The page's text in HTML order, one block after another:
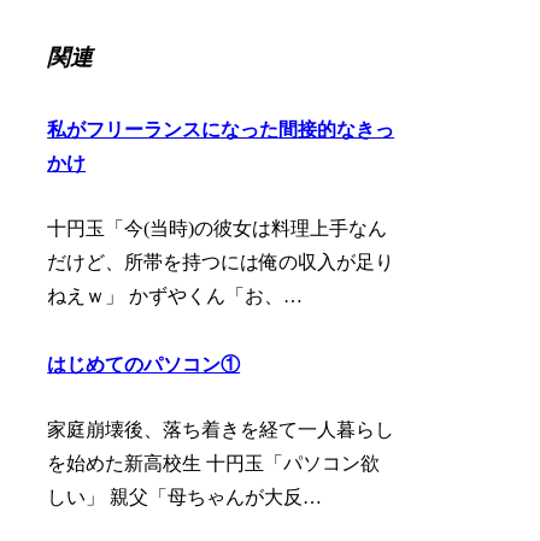
関連
私がフリーランスになった間接的なきっ
かけ
十円玉「今(当時)の彼女は料理上手なん
だけど、所帯を持つには俺の収入が足り
ねえｗ」 かずやくん「お、…
はじめてのパソコン①
家庭崩壊後、落ち着きを経て一人暮らし
を始めた新高校生 十円玉「パソコン欲
しい」 親父「母ちゃんが大反…